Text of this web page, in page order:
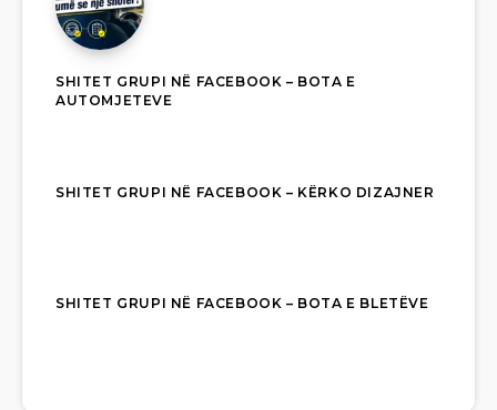
SHITET GRUPI NË FACEBOOK – BOTA E
AUTOMJETEVE
SHITET GRUPI NË FACEBOOK – KËRKO DIZAJNER
SHITET GRUPI NË FACEBOOK – BOTA E BLETËVE